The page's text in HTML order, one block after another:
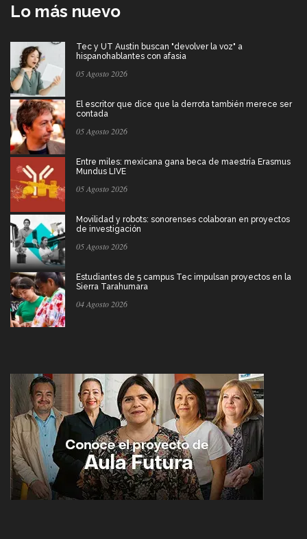
Lo más nuevo
Tec y UT Austin buscan "devolver la voz" a
hispanohablantes con afasia
05 Agosto 2026
El escritor que dice que la derrota también merece ser
contada
05 Agosto 2026
Entre miles: mexicana gana beca de maestría Erasmus
Mundus LIVE
05 Agosto 2026
Movilidad y robots: sonorenses colaboran en proyectos
de investigación
05 Agosto 2026
Estudiantes de 5 campus Tec impulsan proyectos en la
Sierra Tarahumara
04 Agosto 2026